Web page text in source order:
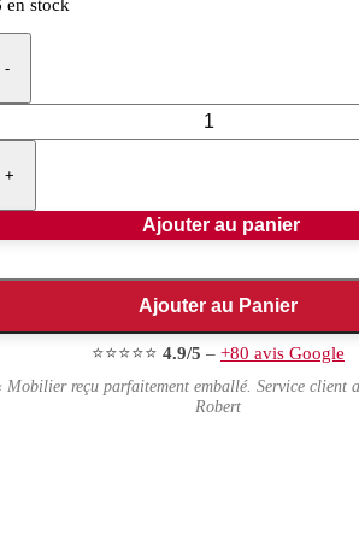
en stock
-
+
Ajouter au panier
Ajouter au Panier
⭐⭐⭐⭐⭐ 4.9/5 – +80 avis Google
Mobilier reçu parfaitement emballé. Service client
Robert